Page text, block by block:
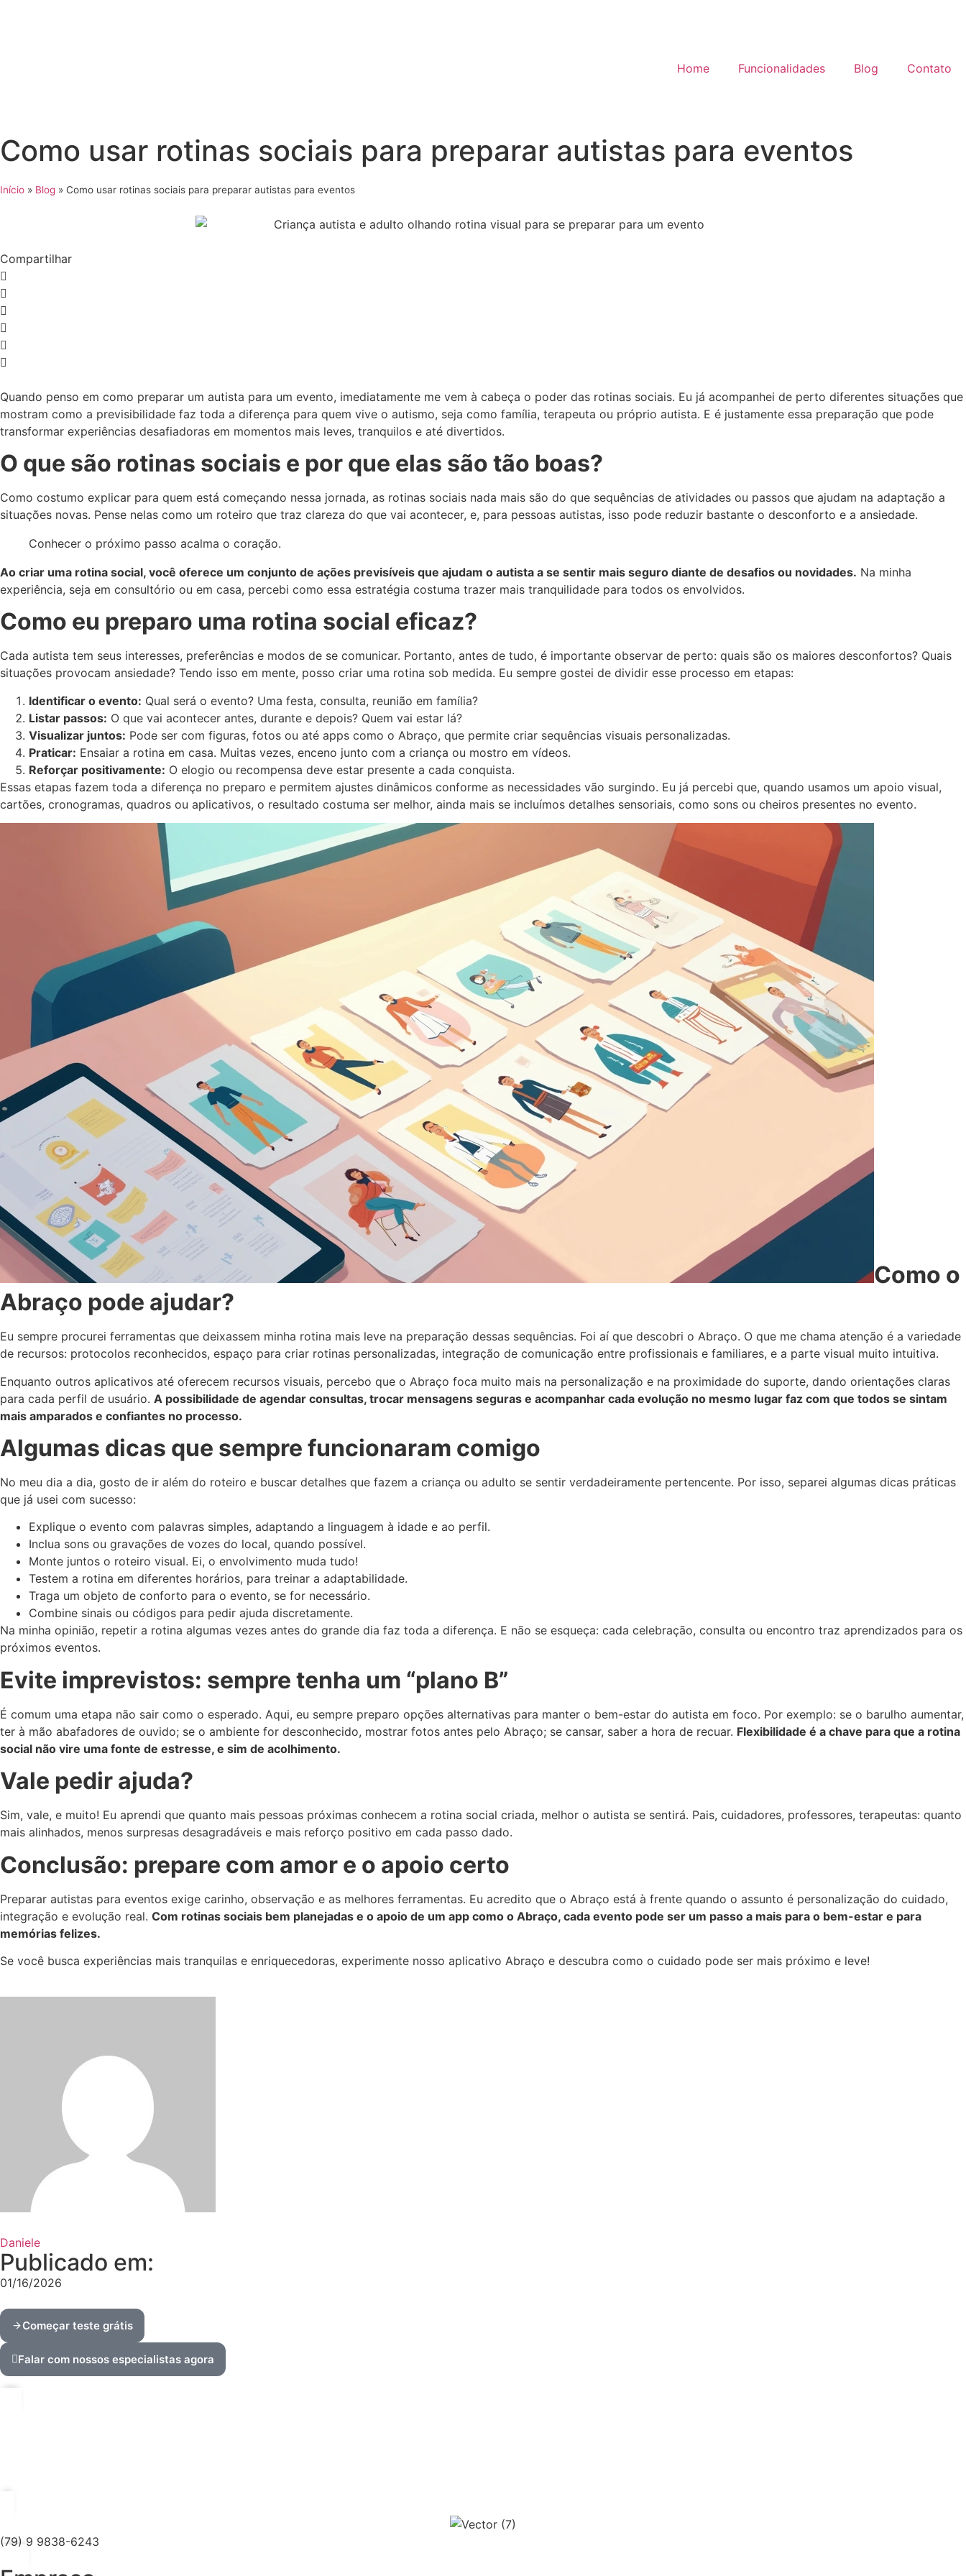
Home Funcionalidades Blog Contato
Como usar rotinas sociais para preparar autistas para eventos
Início » Blog » Como usar rotinas sociais para preparar autistas para eventos
Compartilhar
Quando penso em como preparar um autista para um evento, imediatamente me vem à cabeça o poder das rotinas sociais. Eu já acompanhei de perto diferentes situações que
mostram como a previsibilidade faz toda a diferença para quem vive o autismo, seja como família, terapeuta ou próprio autista. E é justamente essa preparação que pode
transformar experiências desafiadoras em momentos mais leves, tranquilos e até divertidos.
O que são rotinas sociais e por que elas são tão boas?
Como costumo explicar para quem está começando nessa jornada, as rotinas sociais nada mais são do que sequências de atividades ou passos que ajudam na adaptação a
situações novas. Pense nelas como um roteiro que traz clareza do que vai acontecer, e, para pessoas autistas, isso pode reduzir bastante o desconforto e a ansiedade.
Conhecer o próximo passo acalma o coração.
Ao criar uma rotina social, você oferece um conjunto de ações previsíveis que ajudam o autista a se sentir mais seguro diante de desafios ou novidades. Na minha
experiência, seja em consultório ou em casa, percebi como essa estratégia costuma trazer mais tranquilidade para todos os envolvidos.
Como eu preparo uma rotina social eficaz?
Cada autista tem seus interesses, preferências e modos de se comunicar. Portanto, antes de tudo, é importante observar de perto: quais são os maiores desconfortos? Quais
situações provocam ansiedade? Tendo isso em mente, posso criar uma rotina sob medida. Eu sempre gostei de dividir esse processo em etapas:
Identificar o evento: Qual será o evento? Uma festa, consulta, reunião em família?
Listar passos: O que vai acontecer antes, durante e depois? Quem vai estar lá?
Visualizar juntos: Pode ser com figuras, fotos ou até apps como o Abraço, que permite criar sequências visuais personalizadas.
Praticar: Ensaiar a rotina em casa. Muitas vezes, enceno junto com a criança ou mostro em vídeos.
Reforçar positivamente: O elogio ou recompensa deve estar presente a cada conquista.
Essas etapas fazem toda a diferença no preparo e permitem ajustes dinâmicos conforme as necessidades vão surgindo. Eu já percebi que, quando usamos um apoio visual,
cartões, cronogramas, quadros ou aplicativos, o resultado costuma ser melhor, ainda mais se incluímos detalhes sensoriais, como sons ou cheiros presentes no evento.
Como o
Abraço pode ajudar?
Eu sempre procurei ferramentas que deixassem minha rotina mais leve na preparação dessas sequências. Foi aí que descobri o Abraço. O que me chama atenção é a variedade
de recursos: protocolos reconhecidos, espaço para criar rotinas personalizadas, integração de comunicação entre profissionais e familiares, e a parte visual muito intuitiva.
Enquanto outros aplicativos até oferecem recursos visuais, percebo que o Abraço foca muito mais na personalização e na proximidade do suporte, dando orientações claras
para cada perfil de usuário. A possibilidade de agendar consultas, trocar mensagens seguras e acompanhar cada evolução no mesmo lugar faz com que todos se sintam
mais amparados e confiantes no processo.
Algumas dicas que sempre funcionaram comigo
No meu dia a dia, gosto de ir além do roteiro e buscar detalhes que fazem a criança ou adulto se sentir verdadeiramente pertencente. Por isso, separei algumas dicas práticas
que já usei com sucesso:
Explique o evento com palavras simples, adaptando a linguagem à idade e ao perfil.
Inclua sons ou gravações de vozes do local, quando possível.
Monte juntos o roteiro visual. Ei, o envolvimento muda tudo!
Testem a rotina em diferentes horários, para treinar a adaptabilidade.
Traga um objeto de conforto para o evento, se for necessário.
Combine sinais ou códigos para pedir ajuda discretamente.
Na minha opinião, repetir a rotina algumas vezes antes do grande dia faz toda a diferença. E não se esqueça: cada celebração, consulta ou encontro traz aprendizados para os
próximos eventos.
Evite imprevistos: sempre tenha um “plano B”
É comum uma etapa não sair como o esperado. Aqui, eu sempre preparo opções alternativas para manter o bem-estar do autista em foco. Por exemplo: se o barulho aumentar,
ter à mão abafadores de ouvido; se o ambiente for desconhecido, mostrar fotos antes pelo Abraço; se cansar, saber a hora de recuar. Flexibilidade é a chave para que a rotina
social não vire uma fonte de estresse, e sim de acolhimento.
Vale pedir ajuda?
Sim, vale, e muito! Eu aprendi que quanto mais pessoas próximas conhecem a rotina social criada, melhor o autista se sentirá. Pais, cuidadores, professores, terapeutas: quanto
mais alinhados, menos surpresas desagradáveis e mais reforço positivo em cada passo dado.
Conclusão: prepare com amor e o apoio certo
Preparar autistas para eventos exige carinho, observação e as melhores ferramentas. Eu acredito que o Abraço está à frente quando o assunto é personalização do cuidado,
integração e evolução real. Com rotinas sociais bem planejadas e o apoio de um app como o Abraço, cada evento pode ser um passo a mais para o bem-estar e para
memórias felizes.
Se você busca experiências mais tranquilas e enriquecedoras, experimente nosso aplicativo Abraço e descubra como o cuidado pode ser mais próximo e leve!
Daniele
Publicado em:
01/16/2026
Começar teste grátis
Falar com nossos especialistas agora
(79) 9 9838-6243